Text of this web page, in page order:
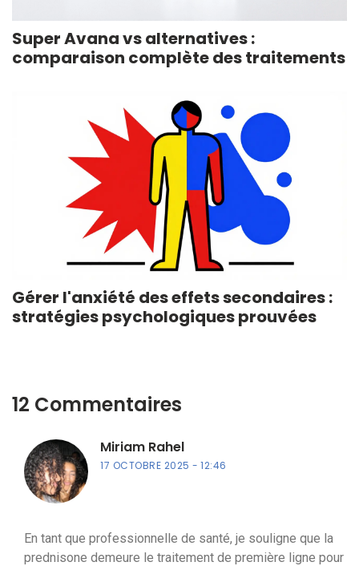
Super Avana vs alternatives :
comparaison complète des traitements
Gérer l'anxiété des effets secondaires :
stratégies psychologiques prouvées
12 Commentaires
Miriam Rahel
17 OCTOBRE 2025 12:46
En tant que professionnelle de santé, je souligne que la
prednisone demeure le traitement de première ligne pour